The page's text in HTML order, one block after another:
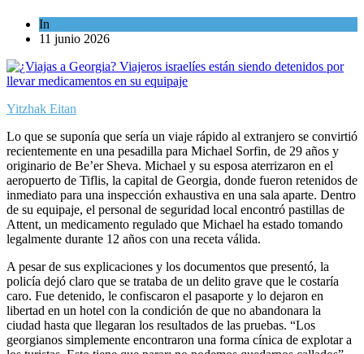
In
11 junio 2026
Yitzhak Eitan
Lo que se suponía que sería un viaje rápido al extranjero se convirtió
recientemente en una pesadilla para Michael Sorfin, de 29 años y
originario de Be’er Sheva. Michael y su esposa aterrizaron en el
aeropuerto de Tiflis, la capital de Georgia, donde fueron retenidos de
inmediato para una inspección exhaustiva en una sala aparte. Dentro
de su equipaje, el personal de seguridad local encontró pastillas de
Attent, un medicamento regulado que Michael ha estado tomando
legalmente durante 12 años con una receta válida.
A pesar de sus explicaciones y los documentos que presentó, la
policía dejó claro que se trataba de un delito grave que le costaría
caro. Fue detenido, le confiscaron el pasaporte y lo dejaron en
libertad en un hotel con la condición de que no abandonara la
ciudad hasta que llegaran los resultados de las pruebas. “Los
georgianos simplemente encontraron una forma cínica de explotar a